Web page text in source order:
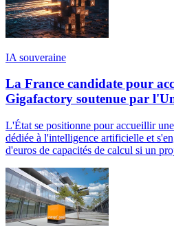
IA souveraine
La France candidate pour
Gigafactory soutenue par
L'État se positionne pour accueillir
dédiée à l'intelligence artificielle et
d'euros de capacités de calcul si un